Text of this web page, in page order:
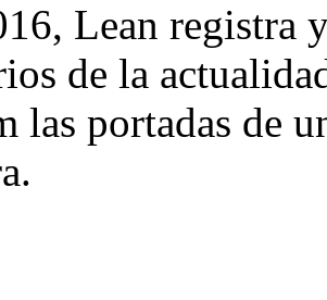
Lean registra
de la
las portadas de